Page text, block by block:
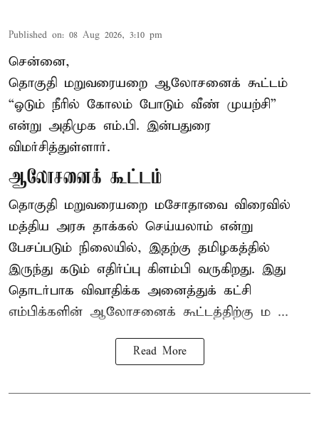
Published on: 08 Aug 2026, 3:10 pm
சென்னை,
தொகுதி மறுவரையறை ஆலோசனைக் கூட்டம்
“ஓடும் நீரில் கோலம் போடும் வீண் முயற்சி”
என்று அதிமுக எம்.பி. இன்பதுரை
விமர்சித்துள்ளார்.
ஆலோசனைக் கூட்டம்
தொகுதி மறுவரையறை மசோதாவை விரைவில்
மத்திய அரசு தாக்கல் செய்யலாம் என்று
பேசப்படும் நிலையில், இதற்கு தமிழகத்தில்
இருந்து கடும் எதிர்ப்பு கிளம்பி வருகிறது. இது
தொடர்பாக விவாதிக்க அனைத்துக் கட்சி
எம்பிக்களின் ஆலோசனைக் கூட்டத்திற்கு ம ...
Read More